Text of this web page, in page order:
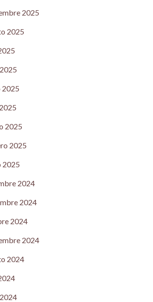
2025
2025
2025
2025
2025
2025
2024
2024
2024
2024
2024